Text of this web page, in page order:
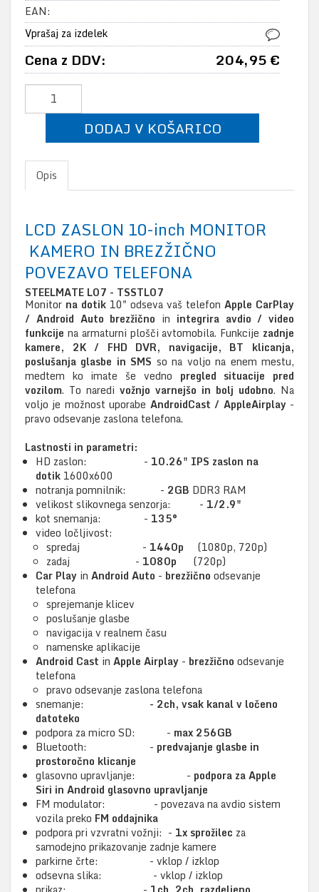
EAN:
Vprašaj za izdelek
Cena z DDV: 204,95 €
DODAJ V KOŠARICO
Opis
LCD ZASLON 10-inch MONITOR
KAMERO IN BREZŽIČNO
POVEZAVO TELEFONA
STEELMATE L07 - TSSTL07
Monitor na dotik 10" odseva vaš telefon Apple CarPlay
/ Android Auto brezžično in integrira avdio / video
funkcije na armaturni plošči avtomobila. Funkcije zadnje
kamere, 2K / FHD DVR, navigacije, BT klicanja,
poslušanja glasbe in SMS so na voljo na enem mestu,
medtem ko imate še vedno pregled situacije pred
vozilom. To naredi vožnjo varnejšo in bolj udobno. Na
voljo je možnost uporabe AndroidCast / AppleAirplay-
pravo odsevanje zaslona telefona.
Lastnosti in parametri:
HD zaslon: - 10.26" IPS zaslon na
dotik 1600x600
notranja pomnilnik: - 2GB DDR3 RAM
velikost slikovnega senzorja: - 1/2.9"
kot snemanja: - 135°
video ločljivost:
spredaj - 1440p (1080p, 720p)
zadaj - 1080p (720p)
Car Play in Android Auto - brezžično odsevanje
telefona
sprejemanje klicev
poslušanje glasbe
navigacija v realnem času
namenske aplikacije
Android Cast in Apple Airplay - brezžično odsevanje
telefona
pravo odsevanje zaslona telefona
snemanje:
- 2ch, vsak kanal v ločeno
datoteko
podpora za micro SD: - max 256GB
Bluetooth: - predvajanje glasbe in
prostoročno klicanje
glasovno upravljanje: - podpora za Apple
Siri in Android glasovno upravljanje
FM modulator: - povezava na avdio sistem
vozila preko FM oddajnika
podpora pri vzvratni vožnji: - 1x sprožilec za
samodejno prikazovanje zadnje kamere
parkirne črte: - vklop / izklop
odsevna slika: - vklop / izklop